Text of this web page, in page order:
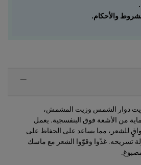
والأحكام.
دوار الشمس وزيت المشمش،
من الأشعة فوق البنفسجية. يعمل
للشعر، مما يساعد على الحفاظ على
تسريحه. غذّوا وقوّوا الشعر مع ماسك